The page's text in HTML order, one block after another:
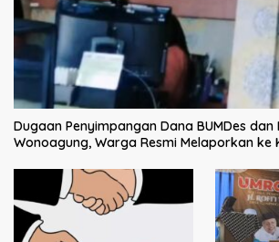
Dugaan Penyimpangan Dana BUMDes
Wonoagung, Warga Resmi Melaporkan ke